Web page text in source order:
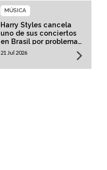
Harry Styles cancela
uno de sus conciertos
en Brasil por problemas
de salud
MÚSICA
21 Jul 2026